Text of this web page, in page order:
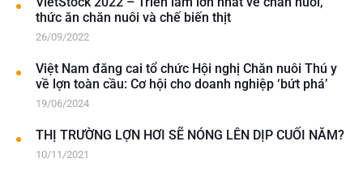
thức ăn chăn nuôi và chế biến thịt
26/09/2022
Việt Nam đăng cai tổ chức Hội nghị Chăn nuôi Thú y
về lợn toàn cầu: Cơ hội cho doanh nghiệp ‘bứt phá’
19/06/2024
THỊ TRƯỜNG LỢN HƠI SẼ NÓNG LÊN DỊP CUỐI NĂM?
10/11/2021